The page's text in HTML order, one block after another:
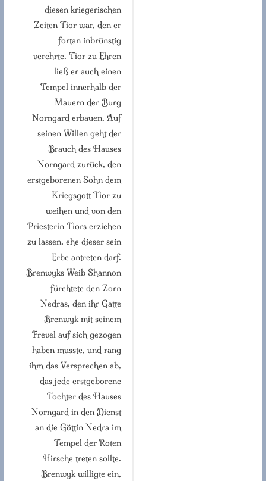
diesen kriegerischen
Zeiten Tior war, den er
fortan inbrünstig
verehrte. Tior zu Ehren
ließ er auch einen
Tempel innerhalb der
Mauern der Burg
Norngard erbauen. Auf
seinen Willen geht der
Brauch des Hauses
Norngard zurück, den
erstgeborenen Sohn dem
Kriegsgott Tior zu
weihen und von den
Priesterin Tiors erziehen
zu lassen, ehe dieser sein
Erbe antreten darf.
Brenwyks Weib Shannon
fürchtete den Zorn
Nedras, den ihr Gatte
Brenwyk mit seinem
Frevel auf sich gezogen
haben musste, und rang
ihm das Versprechen ab,
das jede erstgeborene
Tochter des Hauses
Norngard in den Dienst
an die Göttin Nedra im
Tempel der Roten
Hirsche treten sollte.
Brenwyk willigte ein,